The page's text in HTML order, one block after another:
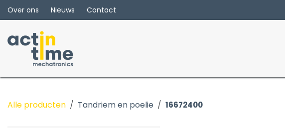
Overslaan naar inhoud
Over ons Nieuws Contact
Alle producten Tandriem en poelie 16672400